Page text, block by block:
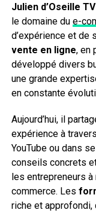
Julien d’Oseille TV
le domaine du e-
d’expérience et de
vente en ligne, en
développé divers
une grande
en constante
Aujourd’hui, il
expérience à
YouTube ou dans
conseils concrets
les entrepreneurs à
commerce. Les
riche et approfondi,